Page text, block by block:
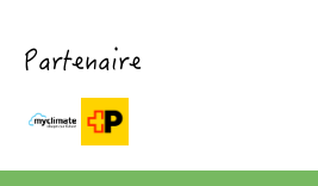
Partenaire